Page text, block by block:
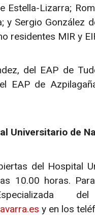
Estella-Lizarra;
y Sergio González
residentes MIR y
del EAP de
EAP de
Universitario de
del Hospital
10.00 horas.
y en los